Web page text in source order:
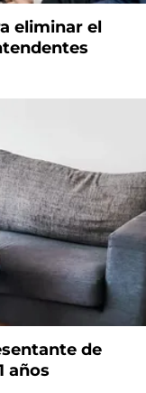
eliminar el
de
años